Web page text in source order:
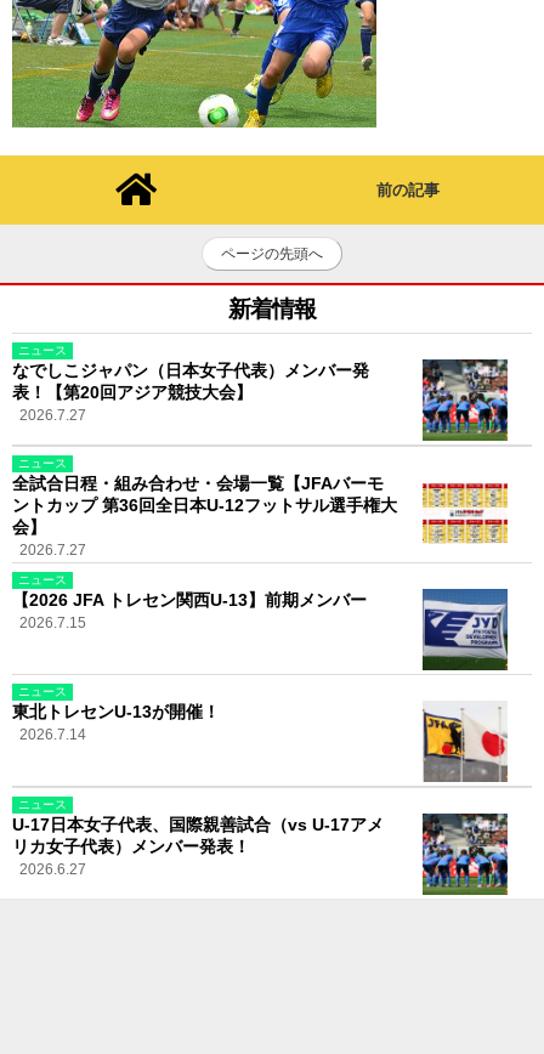
前の記事
ページの先頭へ
新着情報
ニュース
なでしこジャパン（日本女子代表）メンバー発
表！【第20回アジア競技大会】
2026.7.27
ニュース
全試合日程・組み合わせ・会場一覧【JFAバーモ
ントカップ 第36回全日本U-12フットサル選手権大
会】
2026.7.27
ニュース
【2026 JFA トレセン関西U-13】前期メンバー
2026.7.15
ニュース
東北トレセンU-13が開催！
2026.7.14
ニュース
U-17日本女子代表、国際親善試合（vs U-17アメ
リカ女子代表）メンバー発表！
2026.6.27